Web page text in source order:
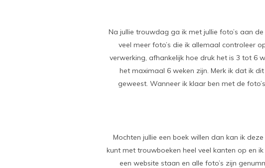
Na jullie trouwdag ga ik met jullie foto’s aan
veel meer foto’s die ik allemaal controleer
verwerking, afhankelijk hoe druk het is 3 tot 6
het maximaal 6 weken zijn. Merk ik dat ik
geweest. Wanneer ik klaar ben met de
Mochten jullie een boek willen dan kan ik
kunt met trouwboeken heel veel kanten op en
een website staan en alle foto’s zijn